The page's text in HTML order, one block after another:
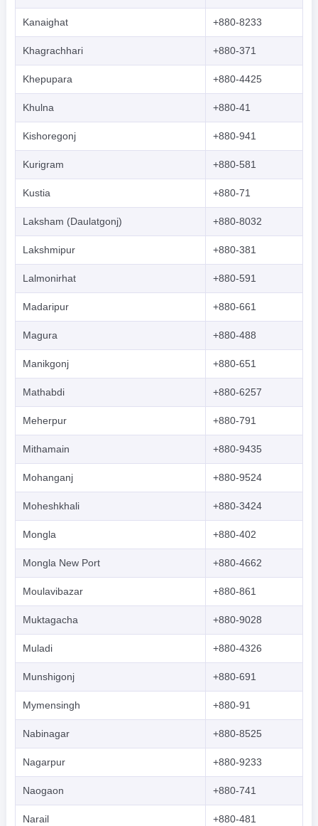
Kanaighat +880-8233
Khagrachhari +880-371
Khepupara +880-4425
Khulna +880-41
Kishoregonj +880-941
Kurigram +880-581
Kustia +880-71
Laksham (Daulatgonj) +880-8032
Lakshmipur +880-381
Lalmonirhat +880-591
Madaripur +880-661
Magura +880-488
Manikgonj +880-651
Mathabdi +880-6257
Meherpur +880-791
Mithamain +880-9435
Mohanganj +880-9524
Moheshkhali +880-3424
Mongla +880-402
Mongla New Port +880-4662
Moulavibazar +880-861
Muktagacha +880-9028
Muladi +880-4326
Munshigonj +880-691
Mymensingh +880-91
Nabinagar +880-8525
Nagarpur +880-9233
Naogaon +880-741
Narail +880-481